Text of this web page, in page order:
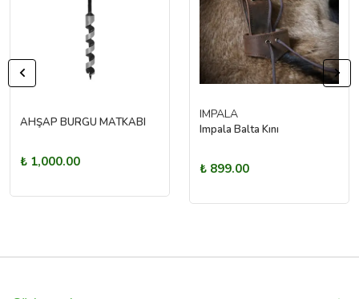
AHŞAP BURGU MATKABI
₺ 1,000.00
IMPALA
Impala Balta Kını
₺ 899.00